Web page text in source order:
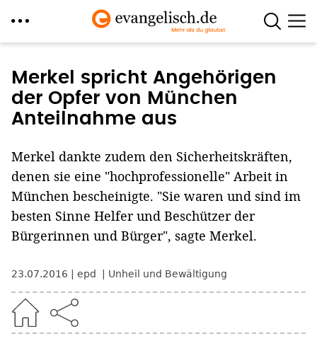
zum
Inhalt
Merkel spricht Angehörigen
der Opfer von München
Anteilnahme aus
Merkel dankte zudem den Sicherheitskräften,
denen sie eine "hochprofessionelle" Arbeit in
München bescheinigte. "Sie waren und sind im
besten Sinne Helfer und Beschützer der
Bürgerinnen und Bürger", sagte Merkel.
23.07.2016 epd Unheil und Bewältigung